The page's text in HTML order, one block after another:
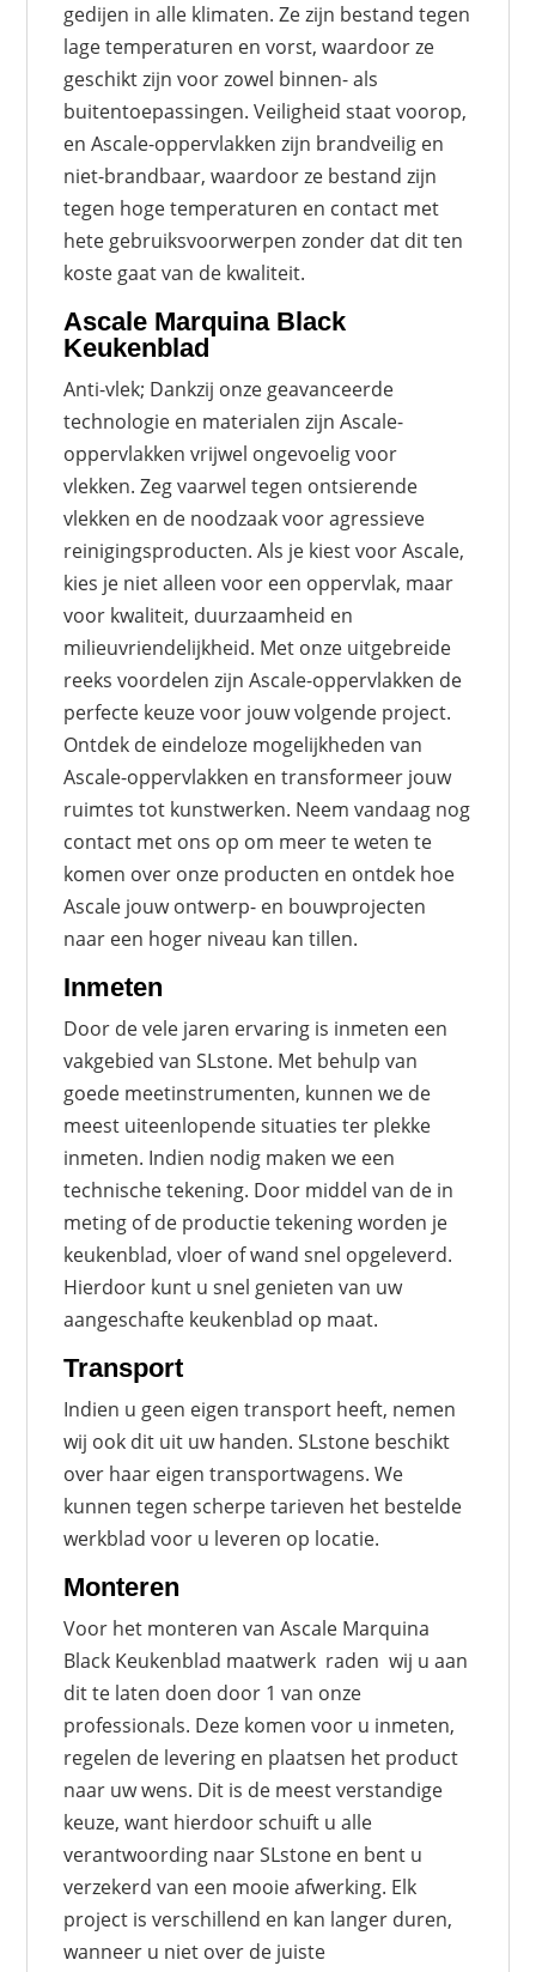
gedijen in alle klimaten. Ze zijn bestand tegen
lage temperaturen en vorst, waardoor ze
geschikt zijn voor zowel binnen- als
buitentoepassingen. Veiligheid staat voorop,
en Ascale-oppervlakken zijn brandveilig en
niet-brandbaar, waardoor ze bestand zijn
tegen hoge temperaturen en contact met
hete gebruiksvoorwerpen zonder dat dit ten
koste gaat van de kwaliteit.
Ascale Marquina Black
Keukenblad
Anti-vlek; Dankzij onze geavanceerde
technologie en materialen zijn Ascale-
oppervlakken vrijwel ongevoelig voor
vlekken. Zeg vaarwel tegen ontsierende
vlekken en de noodzaak voor agressieve
reinigingsproducten. Als je kiest voor Ascale,
kies je niet alleen voor een oppervlak, maar
voor kwaliteit, duurzaamheid en
milieuvriendelijkheid. Met onze uitgebreide
reeks voordelen zijn Ascale-oppervlakken de
perfecte keuze voor jouw volgende project.
Ontdek de eindeloze mogelijkheden van
Ascale-oppervlakken en transformeer jouw
ruimtes tot kunstwerken. Neem vandaag nog
contact met ons op om meer te weten te
komen over onze producten en ontdek hoe
Ascale jouw ontwerp- en bouwprojecten
naar een hoger niveau kan tillen.
Inmeten
Door de vele jaren ervaring is inmeten een
vakgebied van SLstone. Met behulp van
goede meetinstrumenten, kunnen we de
meest uiteenlopende situaties ter plekke
inmeten. Indien nodig maken we een
technische tekening. Door middel van de in
meting of de productie tekening worden je
keukenblad, vloer of wand snel opgeleverd.
Hierdoor kunt u snel genieten van uw
aangeschafte keukenblad op maat.
Transport
Indien u geen eigen transport heeft, nemen
wij ook dit uit uw handen. SLstone beschikt
over haar eigen transportwagens. We
kunnen tegen scherpe tarieven het bestelde
werkblad voor u leveren op locatie.
Monteren
Voor het monteren van Ascale Marquina
Black Keukenblad maatwerk raden wij u aan
dit te laten doen door 1 van onze
professionals. Deze komen voor u inmeten,
regelen de levering en plaatsen het product
naar uw wens. Dit is de meest verstandige
keuze, want hierdoor schuift u alle
verantwoording naar SLstone en bent u
verzekerd van een mooie afwerking. Elk
project is verschillend en kan langer duren,
wanneer u niet over de juiste